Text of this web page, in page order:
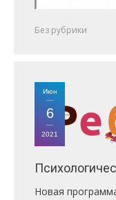
Без рубрики
Июн
6
2021
Новая